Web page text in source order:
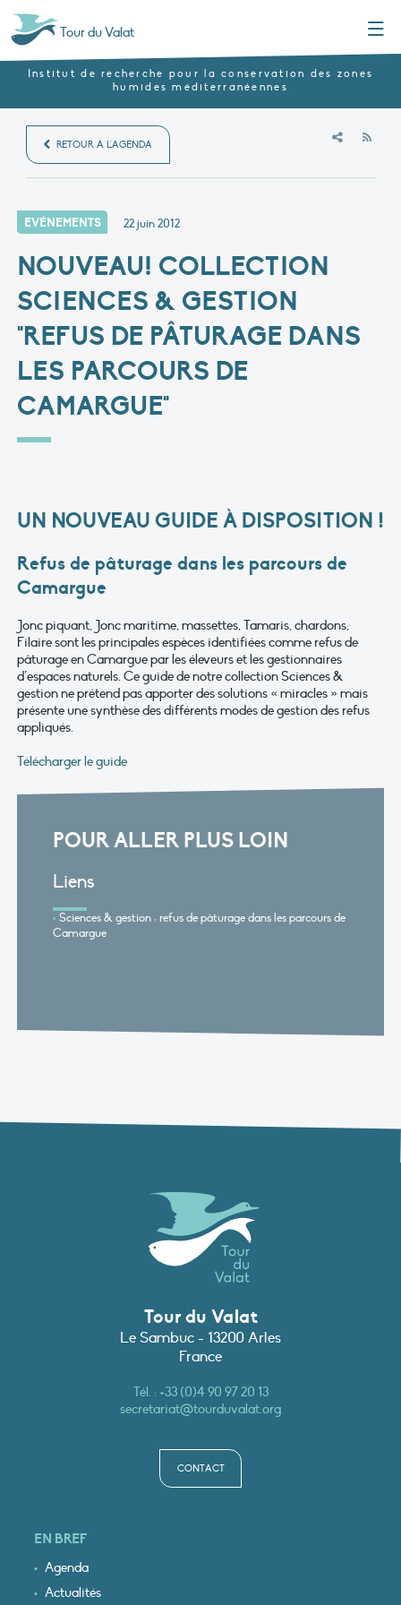
Tour du Valat
Institut de recherche pour la conservation des zones
humides méditerranéennes
RETOUR À L'AGENDA
EVÉNEMENTS 22 juin 2012
NOUVEAU! COLLECTION
SCIENCES & GESTION
"REFUS DE PÂTURAGE DANS
LES PARCOURS DE
CAMARGUE"
UN NOUVEAU GUIDE À DISPOSITION !
Refus de pâturage dans les parcours de
Camargue
Jonc piquant, Jonc maritime, massettes, Tamaris, chardons,
Filaire sont les principales espèces identifiées comme refus de
pâturage en Camargue par les éleveurs et les gestionnaires
d’espaces naturels. Ce guide de notre collection Sciences &
gestion ne prétend pas apporter des solutions « miracles » mais
présente une synthèse des différents modes de gestion des refus
appliqués.
Télécharger le guide
POUR ALLER PLUS LOIN
Liens
Sciences & gestion : refus de pâturage dans les parcours de
Camargue
Tour du Valat
Le Sambuc - 13200 Arles
France
Tél. :+33 (0)4 90 97 20 13
secretariat@tourduvalat.org
CONTACT
EN BREF
Agenda
Actualités